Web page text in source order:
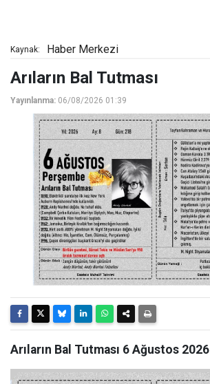
Kaynak: Haber Merkezi
Arıların Bal Tutması
Yayınlanma: 06/08/2026 01:39
Arıların Bal Tutması 6 Ağustos 2026